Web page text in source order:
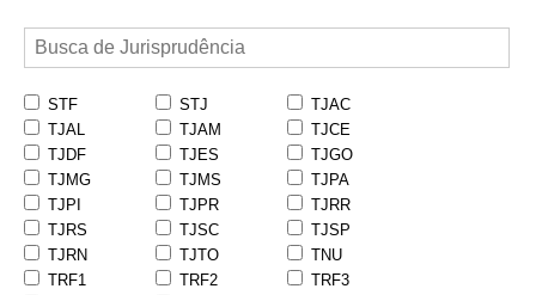
STF STJ
TJAC
TJAL
TJAM
TJCE
TJDF
TJES
TJGO
TJMG
TJMS
TJPA
TJPI
TJPR
TJRR
TJRS
TJSC
TJSP
TJRN
TJTO
TNU
TRF1
TRF2
TRF3